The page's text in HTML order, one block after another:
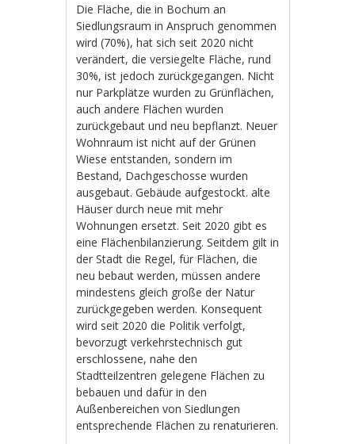
Die Fläche, die in Bochum an
Siedlungsraum in Anspruch genommen
wird (70%), hat sich seit 2020 nicht
verändert, die versiegelte Fläche, rund
30%, ist jedoch zurückgegangen. Nicht
nur Parkplätze wurden zu Grünflächen,
auch andere Flächen wurden
zurückgebaut und neu bepflanzt. Neuer
Wohnraum ist nicht auf der Grünen
Wiese entstanden, sondern im
Bestand, Dachgeschosse wurden
ausgebaut. Gebäude aufgestockt. alte
Häuser durch neue mit mehr
Wohnungen ersetzt. Seit 2020 gibt es
eine Flächenbilanzierung. Seitdem gilt in
der Stadt die Regel, für Flächen, die
neu bebaut werden, müssen andere
mindestens gleich große der Natur
zurückgegeben werden. Konsequent
wird seit 2020 die Politik verfolgt,
bevorzugt verkehrstechnisch gut
erschlossene, nahe den
Stadtteilzentren gelegene Flächen zu
bebauen und dafür in den
Außenbereichen von Siedlungen
entsprechende Flächen zu renaturieren.